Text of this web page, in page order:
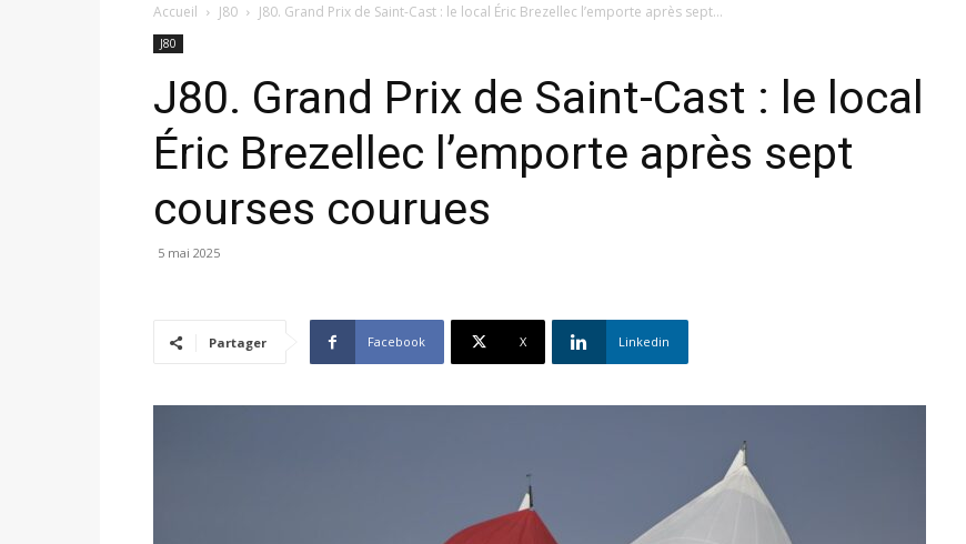
Accueil J80 J80. Grand Prix de Saint-Cast : le local Éric Brezellec l’emporte après sept...
J80
J80. Grand Prix de Saint-Cast : le local
Éric Brezellec l’emporte après sept
courses courues
5 mai 2025
Partager Facebook X Linkedin